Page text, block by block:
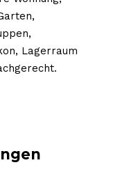
Lagerraum